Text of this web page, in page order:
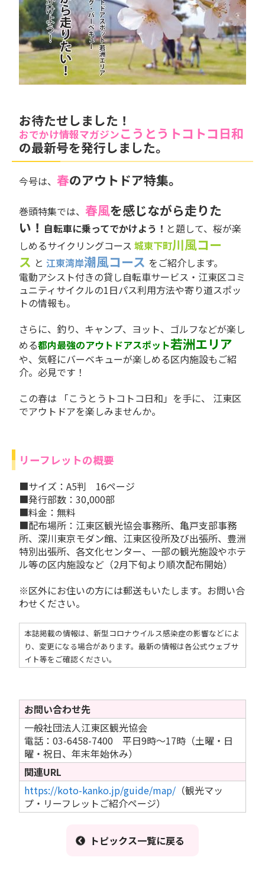
お待たせしました！
おでかけ情報マガジンこうとうトコトコ日和
の最新号を発行しました。
今号は、 春のアウトドア特集。
巻頭特集では、 春風を感じながら走りた
い！ 自転車に乗ってでかけよう！ と題して、 桜が楽
しめるサイクリングコース 城東下町川風コー
ス と 江東湾岸潮風コース をご紹介します。
電動アシスト付きの貸し自転車サービス・江東区コミ
ュニティサイクルの1日パス利用方法や寄り道スポッ
トの情報も。
さらに、釣り、キャンプ、ヨット、ゴルフなどが楽し
める都内最強のアウトドアスポット若洲エリア
や、気軽にバーベキューが楽しめる区内施設もご紹
介。必見です！
この春は
「こうとうトコトコ日和」を手に、
江東区
でアウトドアを楽しみませんか。
リーフレットの概要
■サイズ：A5判 16ページ
■発行部数：30,000部
■料金：無料
■配布場所：江東区観光協会事務所、亀戸支部事務
所、深川東京モダン館、江東区役所及び出張所、豊洲
特別出張所、各文化センター、一部の観光施設やホテ
ル等の区内施設など（2月下旬より順次配布開始）
※区外にお住いの方には郵送もいたします。お問い合
わせください。
本誌掲載の情報は、新型コロナウイルス感染症の影響などによ
り、変更になる場合があります。最新の情報は各公式ウェブサ
イト等をご確認ください。
お問い合わせ先
一般社団法人江東区観光協会
電話：03-6458-7400 平日9時～17時（土曜・日
曜・祝日、年末年始休み）
関連URL
https://koto-kanko.jp/guide/map/ （観光マッ
プ・リーフレットご紹介ページ）
トピックス一覧に戻る